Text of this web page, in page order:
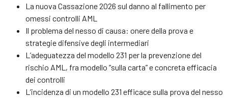
La nuova Cassazione 2026 sul danno al fallimento per
omessi controlli AML
Il problema del nesso di causa: onere della prova e
strategie difensive degli intermediari
L’adeguatezza del modello 231 per la prevenzione del
rischio AML, fra modello “sulla carta” e concreta efficacia
dei controlli
L’incidenza di un modello 231 efficace sulla prova del nesso